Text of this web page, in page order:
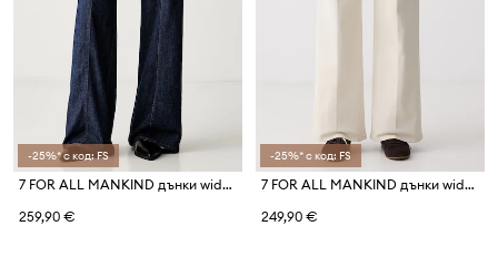
-25%* с код: FS
7 FOR ALL MANKIND дънки wide leg дамски
259,90 €
-25%* с код: FS
7 FOR ALL MANKIND дънки wide leg дамски
249,90 €